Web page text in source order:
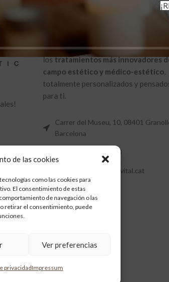
de las cookies
como las cookies para
El consentimiento de estas
de navegación o las
retirar el consentimiento, puede
Ver preferencias
privacidadImpressum
En Elan Vital Medic Esthetic
lostratamientos más innovadores
campo estético y médico-estético,
totalmente personalizados y
para ti.
Carrer del Museu, 10, 08401
Barcelona
Tel: +34 627 262 273
Email: elanvital@elanvital.cat